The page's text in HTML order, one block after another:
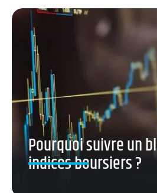
Pourquoi suivre un
indices boursiers ?